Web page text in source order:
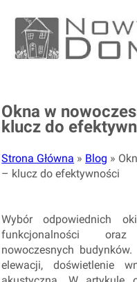
Okna w
klucz do
Strona Główna » Blog »
– klucz do efektywności
Wybór odpowiednich
funkcjonalności oraz
nowoczesnych
elewacji, doświetlenie